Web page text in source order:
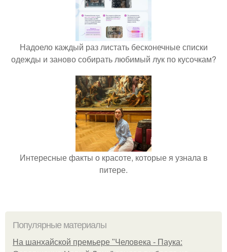
Надоело каждый раз листать бесконечные списки
одежды и заново собирать любимый лук по кусочкам?
Интересные факты о красоте, которые я узнала в
питере.
Популярные материалы
На шанхайской премьере "Человека - Паука: